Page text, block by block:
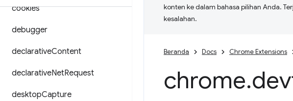
cookies
debugger
declarativeContent
declarativeNetRequest
desktopCapture
konten ke dalam bahasa pilihan Anda.
kesalahan.
Beranda Docs Chrome Extensions
chrome.